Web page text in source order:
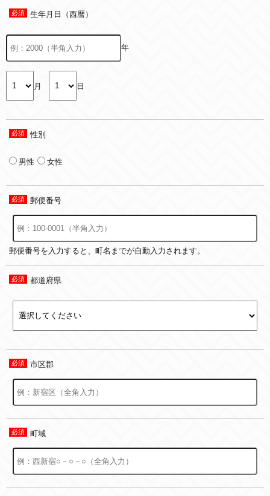
生年月日（西暦）
年
月 日
性別
男性 女性
郵便番号
郵便番号を入力すると、町名までが自動入力されます。
都道府県
市区郡
町域